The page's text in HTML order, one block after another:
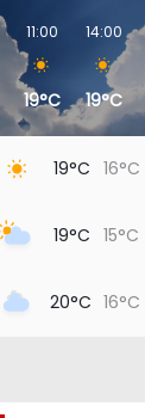
11:00
19°C
14:00
19°C
19°C 16°C
19°C 15°C
20°C 16°C